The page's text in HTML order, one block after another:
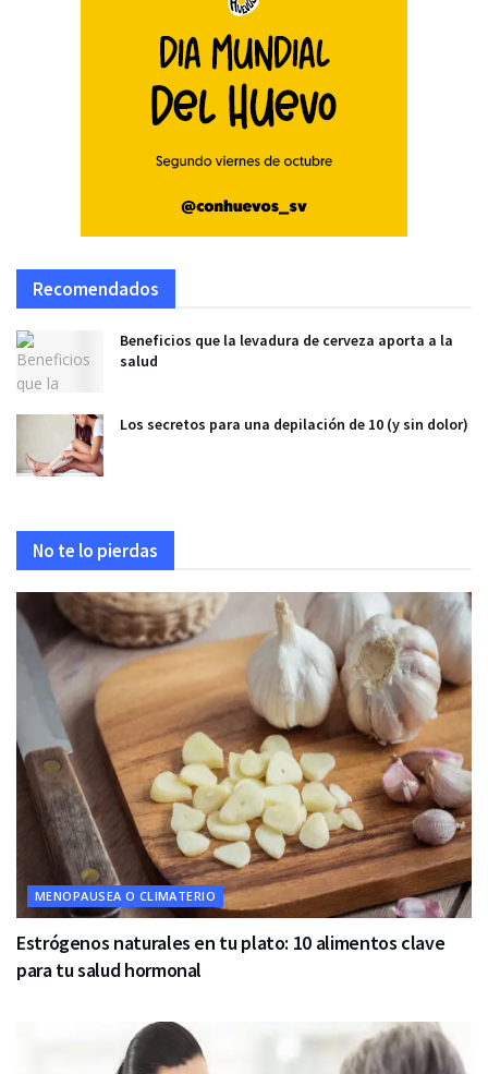
Recomendados
Beneficios que la levadura de cerveza aporta a la
salud
Los secretos para una depilación de 10 (y sin dolor)
No te lo pierdas
MENOPAUSEA O CLIMATERIO
Estrógenos naturales en tu plato: 10 alimentos clave
para tu salud hormonal